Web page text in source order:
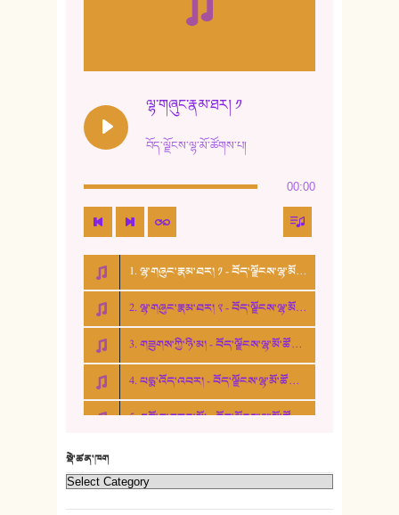
10. ཆང་གཞས། ༣
15. ཤམ་པ་ལ་ཡི་སྲས་མོ།
16. ལྷ་བུ་དར་བུ།
17. ང་བོད་པ་ཡིན། - ཕུར་བུ་རྣམ་རྒྱལ།
18. ང་ལ་བྱམས་པའི་ཨ་མ།
19. ཆ་རྐྱེན་མེད་པའི་སེམས།
20. བསྟན་རྒྱས་གླིང་།
23. ཕོ་རྒོད་པོ།
ལྷ་གཞུང་རྣམ་ཐར། ༡
བོད་ལྗོངས་ལྷ་མོ་ཚོགས་པ།
00:00
1. ལྷ་གཞུང་རྣམ་ཐར། ༡ - བོད་ལྗོངས་ལྷ་མོ་ཚོགས་པ།
2. ལྷ་གཞུང་རྣམ་ཐར། ༢ - བོད་ལྗོངས་ལྷ་མོ་ཚོགས་པ།
3. གཟུགས་ཀྱི་ཉི་མ། - བོད་ལྗོངས་ལྷ་མོ་ཚོགས་པ།
4. པདྨ་འོད་འབར། - བོད་ལྗོངས་ལྷ་མོ་ཚོགས་པ།
5. འགྲོ་བ་བཟང་མོ། - བོད་ལྗོངས་ལྷ་མོ་ཚོགས་པ།
སྡེ་ཚན་ཁག